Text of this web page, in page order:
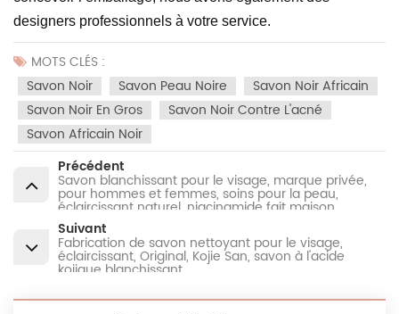
designers professionnels à votre service.
MOTS CLÉS :
Savon Noir
Savon Peau Noire
Savon Noir Africain
Savon Noir En Gros
Savon Noir Contre L'acné
Savon Africain Noir
Précédent
Savon blanchissant pour le visage, marque privée,
pour hommes et femmes, soins pour la peau,
éclaircissant naturel, niacinamide fait maison
Suivant
Fabrication de savon nettoyant pour le visage,
éclaircissant, Original, Kojie San, savon à l'acide
kojique blanchissant